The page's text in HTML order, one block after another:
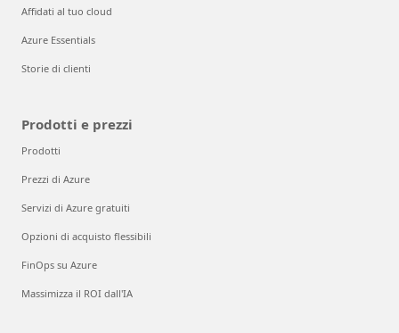
Affidati al tuo cloud
Azure Essentials
Storie di clienti
Prodotti e prezzi
Prodotti
Prezzi di Azure
Servizi di Azure gratuiti
Opzioni di acquisto flessibili
FinOps su Azure
Massimizza il ROI dall'IA